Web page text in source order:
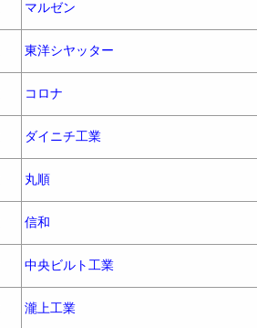
マルゼン
東洋シヤッター
コロナ
ダイニチ工業
丸順
信和
中央ビルト工業
瀧上工業